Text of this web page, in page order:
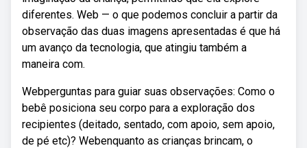
diferentes. Web — o que podemos concluir a partir da
observação das duas imagens apresentadas é que há
um avanço da tecnologia, que atingiu também a
maneira com.
Webperguntas para guiar suas observações: Como o
bebê posiciona seu corpo para a exploração dos
recipientes (deitado, sentado, com apoio, sem apoio,
de pé etc)? Webenquanto as crianças brincam, o